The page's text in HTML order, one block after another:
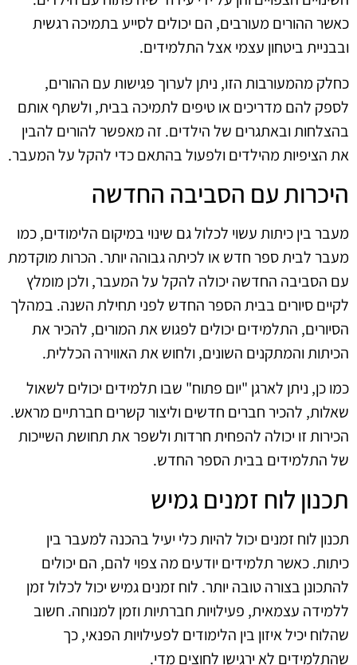
כאשר ההורים מעורבים, הם יכולים לסייע בתמיכה רגשית
ובבניית ביטחון עצמי אצל התלמידים.
כחלק מהמעורבות הזו, ניתן לערוך פגישות עם ההורים,
לספק להם מדריכים או טיפים לתמיכה בבית, ולשתף אותם
בהצלחות ובאתגרים של הילדים. זה מאפשר להורים להבין
את הציפיות מהילדים ולפעול בהתאם כדי להקל על המעבר.
היכרות עם הסביבה החדשה
מעבר בין כיתות עשוי לכלול גם שינוי במיקום הלימודים, כמו
מעבר לבית ספר חדש או לכיתה גבוהה יותר. הכרות מוקדמת
עם הסביבה החדשה יכולה להקל על המעבר, ולכן מומלץ
לקיים סיורים בבית הספר החדש לפני תחילת השנה. במהלך
הסיורים, התלמידים יכולים לפגוש את המורים, להכיר את
הכיתות והמתקנים השונים, ולחוש את האווירה הכללית.
כמו כן, ניתן לארגן "יום פתוח" שבו תלמידים יכולים לשאול
שאלות, להכיר חברים חדשים וליצור קשרים חברתיים מראש.
הכירות זו יכולה להפחית חרדות ולשפר את תחושת השייכות
של התלמידים בבית הספר החדש.
תכנון לוח זמנים גמיש
תכנון לוח זמנים יכול להיות כלי יעיל בהכנה למעבר בין
כיתות. כאשר תלמידים יודעים מה צפוי להם, הם יכולים
להתכונן בצורה טובה יותר. לוח זמנים גמיש יכול לכלול זמן
ללמידה עצמאית, פעילויות חברתיות וזמן למנוחה. חשוב
שהלוח יכיל איזון בין הלימודים לפעילויות הפנאי, כך
שהתלמידים לא ירגישו לחוצים מדי.